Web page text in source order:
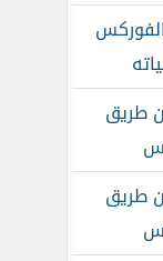
طريق
طريق